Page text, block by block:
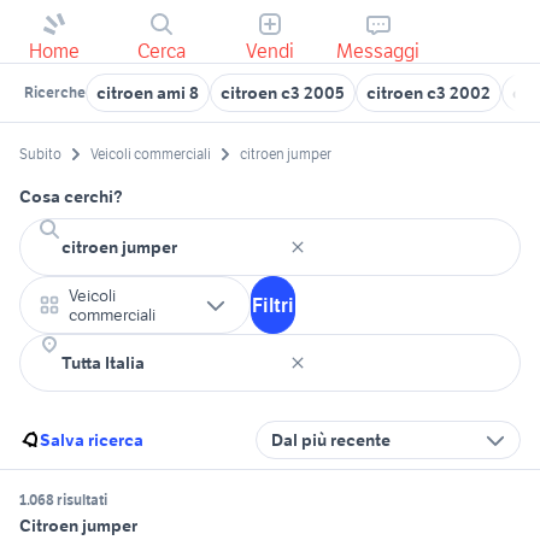
Home Cerca Vendi Messaggi
Ricerche citroen ami 8 citroen c3 2005 citroen c3 2002
Subito Veicoli commerciali citroen jumper
Cosa cerchi?
Veicoli
commerciali
Filtri
Salva ricerca Dal più recente
1.068 risultati
Citroen jumper